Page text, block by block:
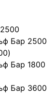
Бар 2500
Бар 1800
Бар 3600